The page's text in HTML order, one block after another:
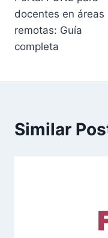
navigation
docentes en áreas
remotas: Guía
completa
Similar